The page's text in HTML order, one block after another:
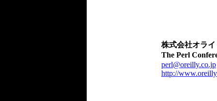
株式会社オラ
The Perl
perl@oreilly.co.jp
http://